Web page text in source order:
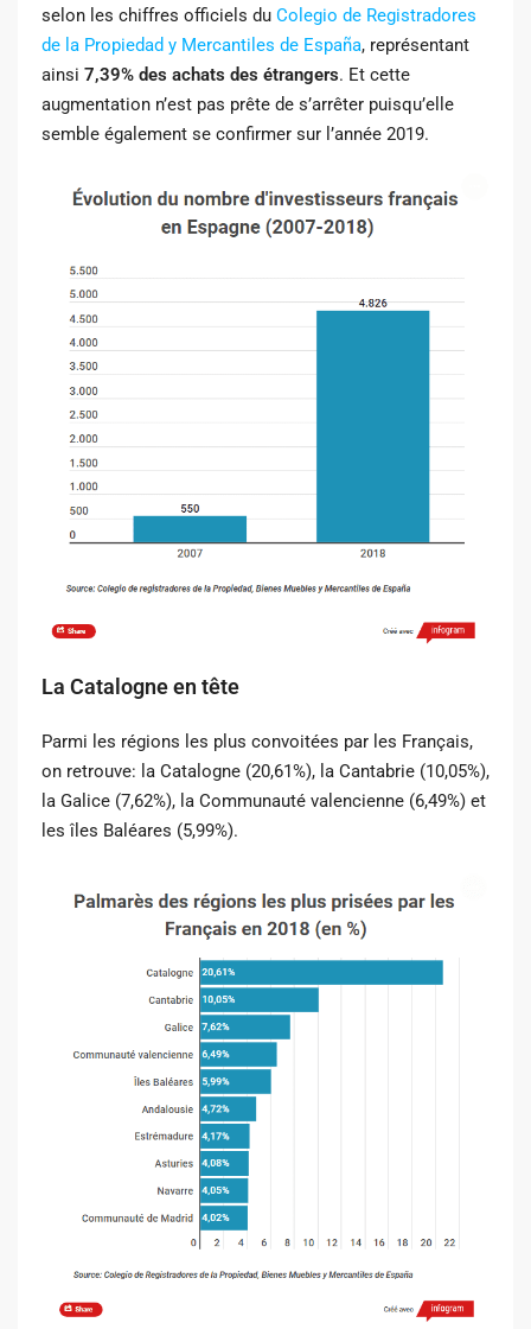
selon les chiffres officiels du Colegio de Registradores
de la Propiedad y Mercantiles de España, représentant
ainsi 7,39% des achats des étrangers. Et cette
augmentation n’est pas prête de s’arrêter puisqu’elle
semble également se confirmer sur l’année 2019.
La Catalogne en tête
Parmi les régions les plus convoitées par les Français,
on retrouve: la Catalogne (20,61%), la Cantabrie (10,05%),
la Galice (7,62%), la Communauté valencienne (6,49%) et
les îles Baléares (5,99%).